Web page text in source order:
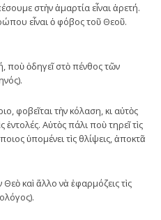
στὴν ἁμαρτία εἶναι ἀρετή.
εἶναι ὁ φόβος τοῦ Θεοῦ.
ὁδηγεῖ στὸ πένθος τῶν
φοβεῖται τὴν κόλαση, κι αὐτὸς
ἐντολές. Αὐτὸς πάλι ποὺ τηρεῖ τὶς
ὑπομένει τὶς θλίψεις, ἀποκτᾶ
καὶ ἄλλο νὰ ἐφαρμόζεις τὶς